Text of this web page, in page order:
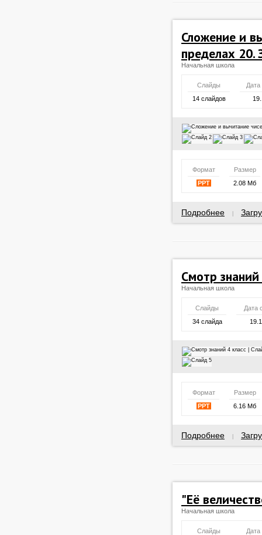
Сложение и
пределах 20.
Начальная школа
Слайды
Дата
14 слайдов
Формат
Размер
PPT
2.08 Мб
Подробнее
Смотр
Начальная школа
Слайды
Дата
34 слайда
Формат
Размер
PPT
6.16 Мб
Подробнее
"Её
Начальная школа
Слайды
Дата